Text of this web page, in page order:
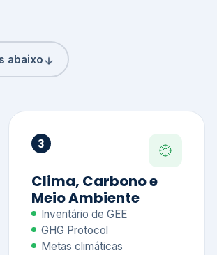
abaixo
3
Clima, Carbono e
Meio Ambiente
Inventário de GEE
GHG Protocol
Metas climáticas